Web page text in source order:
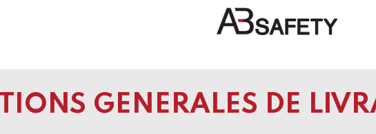
Boutique CE
GENERALES DE